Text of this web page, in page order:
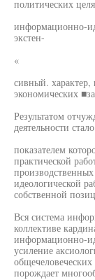
политических
информационно-
экстен-
«
сивный.
экономических
Результатом
деятельности
показателем
практической
идеологической
собственной
Вся система
коллективе
информационно-
усиление
порождает